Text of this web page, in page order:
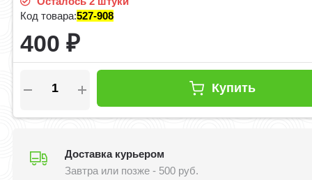
Код товара:527-908
400₽
Купить
Доставка курьером
Завтра или позже - 500 руб.